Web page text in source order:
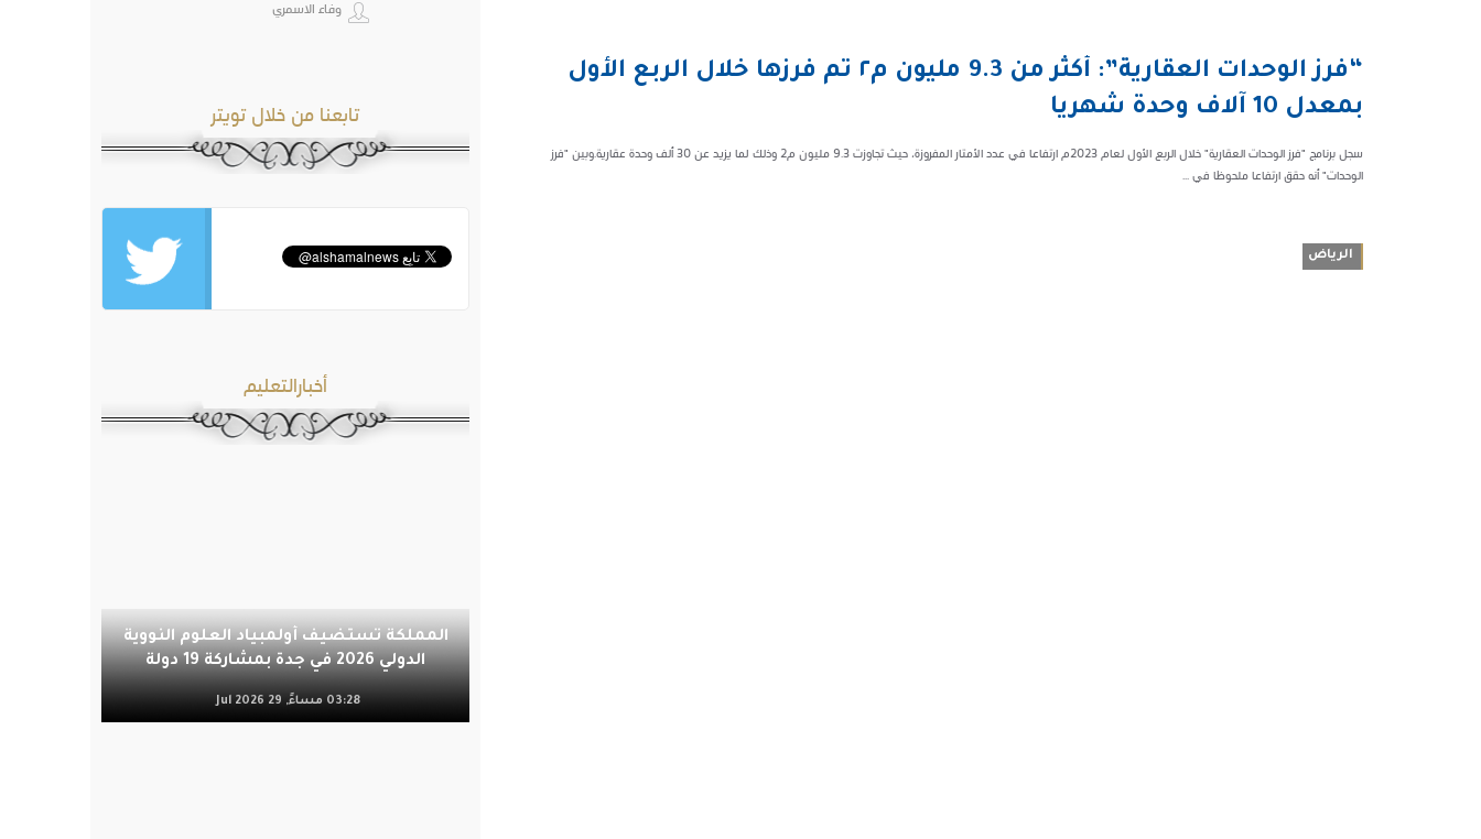
“فرز الوحدات العقارية”: أكثر من 9.3 مليون م٢ تم فرزها خلال الربع الأول
بمعدل 10 آلاف وحدة شهريا
سجل برنامج "فرز الوحدات العقارية" خلال الربع الأول لعام 2023م ارتفاعا في عدد الأمتار المفروزة، حيث تجاوزت 9.3 مليون م2 وذلك لما يزيد عن 30 ألف وحدة عقارية.وبين "فرز
الوحدات" أنه حقق ارتفاعا ملحوظا في ...
الرياض
وفاء الاسمري
تابعنا من خلال تويتر
أخبارالتعليم
المملكة تستضيف أولمبياد العلوم النووية
الدولي 2026 في جدة بمشاركة 19 دولة
03:28 مساءً, 29 Jul 2026